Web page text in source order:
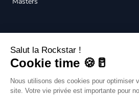
CERTIFIÉ QUALIOPI